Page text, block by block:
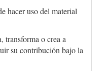
hacer uso del material
transforma o crea a
su contribución bajo la